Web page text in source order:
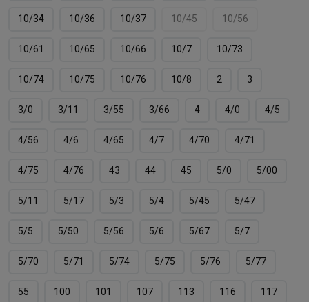
10/34 10/36 10/37 10/45 10/56
10/61 10/65 10/66 10/7 10/73
10/74 10/75 10/76 10/8 2 3
3/0 3/11 3/55 3/66 4 4/0 4/5
4/56 4/6 4/65 4/7 4/70 4/71
4/75 4/76 43 44 45 5/0 5/00
5/11 5/17 5/3 5/4 5/45 5/47
5/5 5/50 5/56 5/6 5/67 5/7
5/70 5/71 5/74 5/75 5/76 5/77
55 100 101 107 113 116 117